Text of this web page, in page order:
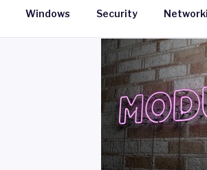
Windows Security